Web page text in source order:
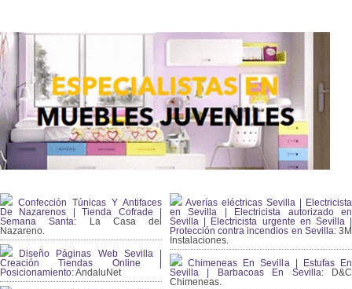
Confección Túnicas Y Antifaces
De Nazarenos | Tienda Cofrade |
Semana Santa: La Casa del
Nazareno.
Diseño Páginas Web Sevilla |
Creación Tiendas Online |
Posicionamiento:AndaluNet
Averías eléctricas Sevilla | Electricista
en Sevilla | Electricista autorizado en
Sevilla | Electricista urgente en Sevilla |
Protección contra incendios en Sevilla:3M
Instalaciones.
Chimeneas En Sevilla | Estufas En
Sevilla | Barbacoas En Sevilla:D&C
Chimeneas.